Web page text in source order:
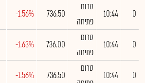
0
10:44
טרום
פתיחה
736.50
-1.56%
0
10:44
טרום
פתיחה
736.00
-1.63%
0
10:44
טרום
736.50
-1.56%